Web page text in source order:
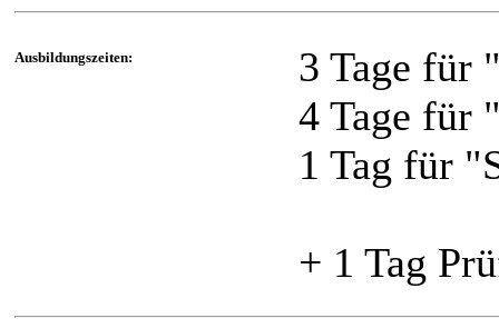
Ausbildungszeiten:
3 Tage für
4 Tage für
1 Tag für
+ 1 Tag